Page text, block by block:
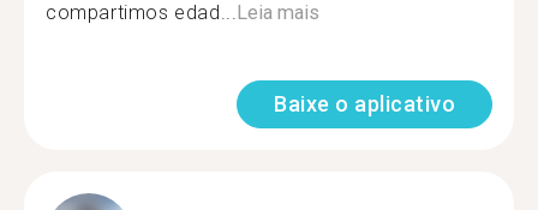
compartimos edad...Leia mais
Baixe o aplicativo